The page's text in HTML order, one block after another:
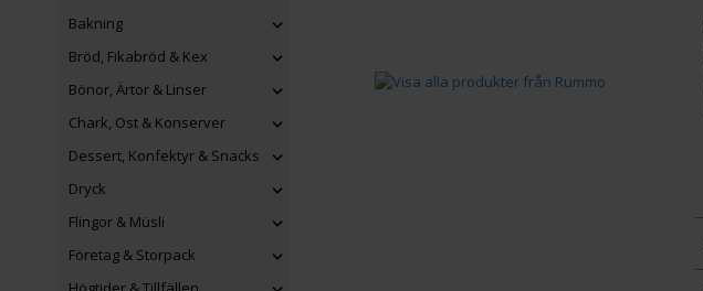
Bakning
Bröd, Fikabröd & Kex
Bönor, Ärtor & Linser
Chark, Ost & Konserver
Dessert, Konfektyr & Snacks
Dryck
Flingor & Müsli
Företag & Storpack